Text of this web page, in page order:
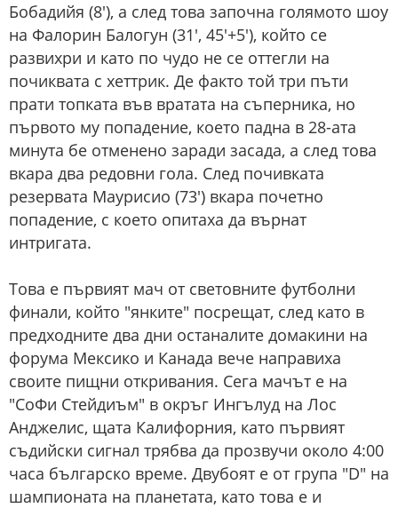
Бобадийя (8'), а след това започна голямото шоу
на Фалорин Балогун (31', 45'+5'), който се
развихри и като по чудо не се оттегли на
почиквата с хеттрик. Де факто той три пъти
прати топката във вратата на съперника, но
първото му попадение, което падна в 28-ата
минута бе отменено заради засада, а след това
вкара два редовни гола. След почивката
резервата Маурисио (73') вкара почетно
попадение, с което опитаха да върнат
интригата.
Това е първият мач от световните футболни
финали, който "янките" посрещат, след като в
предходните два дни останалите домакини на
форума Мексико и Канада вече направиха
своите пищни откривания. Сега мачът е на
"СоФи Стейдиъм" в окръг Ингълуд на Лос
Анджелис, щата Калифорния, като първият
съдийски сигнал трябва да прозвучи около 4:00
часа българско време. Двубоят е от група "D" на
шампионата на планетата, като това е и